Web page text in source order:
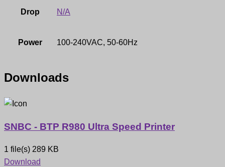
Drop N/A
Power 100-240VAC, 50-60Hz
Downloads
SNBC - BTP R980 Ultra Speed Printer
1 file(s) 289 KB
Download